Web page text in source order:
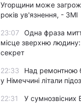
Угорщини може
років ув'язнення, - ЗМІ
23:07
Одна фраза
місце зверхню
секрет
22:33
Над ремонтною
у Німеччині літали
22:31
У сумнозвісних